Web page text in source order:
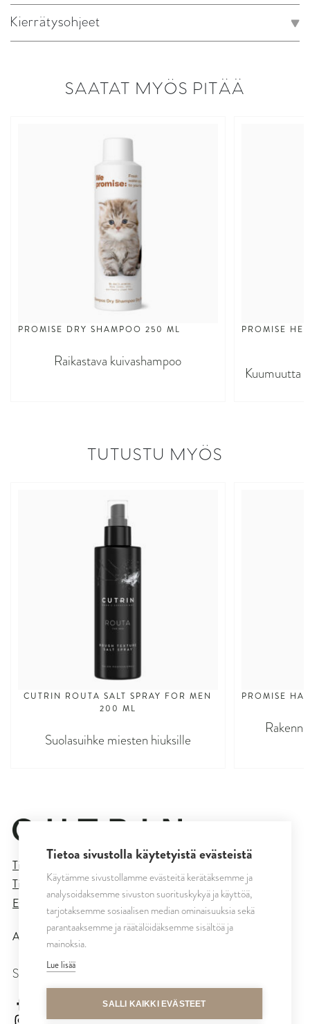
Kierrätysohjeet
SAATAT MYÖS PITÄÄ
PROMISE DRY SHAMPOO 250 ML
Raikastava kuivashampoo
PROMISE
Kuumuutta
TUTUSTU MYÖS
CUTRIN ROUTA SALT SPRAY FOR MEN
200 ML
Suolasuihke miesten hiuksille
PROMISE
Tietosuojaseloste
Tilaus- ja toimitusehdot
Evästeasetukset
All rights reserved © CUTRIN
SEURAA MEITÄ
cutrinfinland
Tietoa sivustolla käytetyistä evästeistä
Käytämme sivustollamme evästeitä kerätäksemme ja
analysoidaksemme sivuston suorituskykyä ja käyttöä,
tarjotaksemme sosiaalisen median ominaisuuksia sekä
parantaaksemme ja räätälöidäksemme sisältöä ja
mainoksia.
Lue lisää
SALLI KAIKKI EVÄSTEET